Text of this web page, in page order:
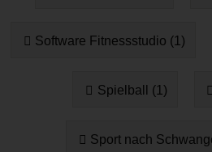
Software Fitnessstudio (1)
Spielball (1)
Sport nach